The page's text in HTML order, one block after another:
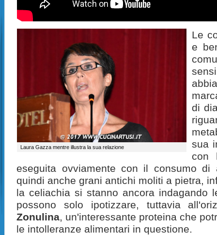
Laura Gazza mentre illustra la sua relazione
Le
e
di
sua
con
eseguita ovviamente con il consumo di
quindi anche grani antichi moliti a pietra,
la celiachia si stanno ancora indagando
possono solo ipotizzare, tuttavia
Zonulina, un'interessante proteina che
le intolleranze alimentari in questione.